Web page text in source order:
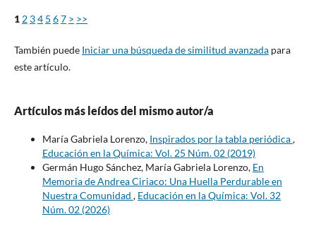
1 2 34 5 67 > >>
También puede Iniciar una búsqueda de similitud avanzadapara
este artículo.
Artículos más leídos del mismo autor/a
María Gabriela Lorenzo, Inspirados por la tabla periódica,
Educación en la Química: Vol. 25 Núm. 02 (2019)
Germán Hugo Sánchez, María Gabriela Lorenzo, En
Memoria de Andrea Ciriaco: Una Huella Perdurable en
Nuestra Comunidad , Educación en la Química: Vol. 32
Núm. 02 (2026)